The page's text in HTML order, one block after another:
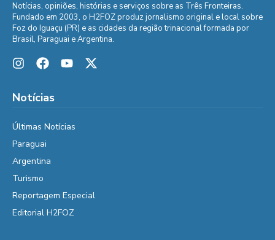
Notícias, opiniões, histórias e serviços sobre as Três Fronteiras.
Fundado em 2003, o H2FOZ produz jornalismo original e local sobre
Foz do Iguaçu (PR) e as cidades da região trinacional formada por
Brasil, Paraguai e Argentina.
Notícias
Últimas Notícias
Paraguai
Argentina
Turismo
Reportagem Especial
Editorial H2FOZ